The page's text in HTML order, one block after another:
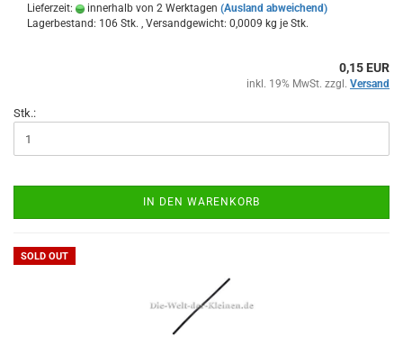
Lieferzeit:
innerhalb von 2 Werktagen (Ausland abweichend)
Lagerbestand: 106 Stk. , Versandgewicht: 0,0009 kg je Stk.
0,15 EUR
inkl. 19% MwSt. zzgl. Versand
Stk.:
IN DEN WARENKORB
SOLD OUT